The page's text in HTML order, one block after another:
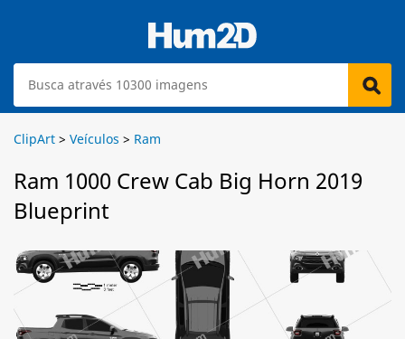
ClipArt > Veículos > Ram
Ram 1000 Crew Cab Big Horn 2019
Blueprint